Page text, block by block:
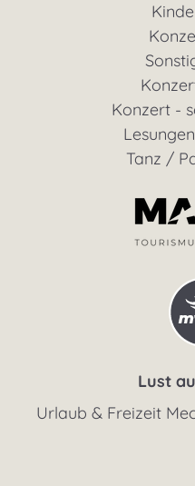
Konzert -
Tanz /
Lust
Urlaub & Freizeit